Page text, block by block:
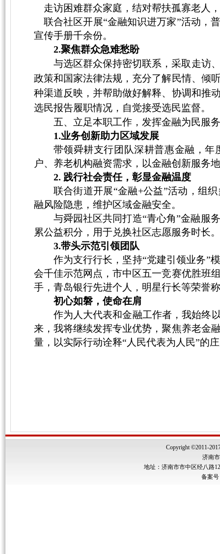
走访困难群众家庭，结对帮扶孤寡老人
联合社区开展“金融知识进万家”活动，
宣传手册千余份。
2.聚焦群众急难愁盼
与选区群众保持密切联系，采取走访
政策和国家法律法规，充分了解民情、倾
种渠道反映，并帮助做好解释、协调和推
选民报告履职情况，自觉接受选民监督。
五、立足本职工作，发挥金融为民服
1.业务创新助力区域发展
带领舜耕支行团队深耕普惠金融，年
户、养老机构融资需求 ， 以金融创新服务
2. 践行社会责任，彰显金融温度
联合街道开展“金融+公益”活动，组
融风险隐患，维护区域金融安全。
与舜园社区共同打造“青心角”金融服
累公益积分，用于兑换社区志愿服务时长。
3.带头示范引领团队
作为支行行长，坚持“党建引领业务”
会千佳示范网点，市中区五一竞赛优胜班
手，青岛银行先进个人，明星行长等荣誉
初心如磐，使命在肩
作为人大代表和金融工作者，我始终
来，我将继续发挥专业优势，聚焦养老金
量，以实际行动诠释“人民代表为人民”的
Copyright ©2011-
济南
地址：济南市市中区经八路
备案号